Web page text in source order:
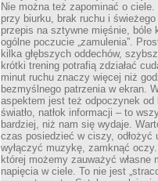
Nie można też zapominać o ciele.
przy biurku, brak ruchu i
przepis na sztywne mięśnie, bóle
ogólne poczucie „zamulenia”.
kilka głębszych oddechów,
krótki trening potrafią zdziałać
minut ruchu znaczy więcej niż
bezmyślnego patrzenia w ekran.
aspektem jest też odpoczynek od
światło, natłok informacji – to
bardziej, niż nam się wydaje.
czas posiedzieć w ciszy, odłożyć
wyłączyć muzykę, zamknąć
której możemy zauważyć własne
napięcia w ciele. To nie jest